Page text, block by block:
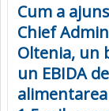
Cum a
Chief
Oltenia, un
un EBIDA